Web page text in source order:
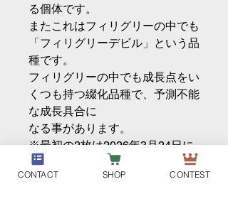
る個体です。
またこれはフィリグリーの中でも
「フィリグリーデビル」という品
種です。
フィリグリーの中でも成長点をい
くつも持つ綴化品種で、予測不能
な成長具合に
なる事があります。
※最初の2枚は2026年3月24日に
撮影したものです。
CONTACT SHOP CONTEST